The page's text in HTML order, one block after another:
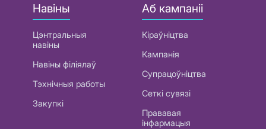
Навіны
Цэнтральныя
навіны
Навіны філіялаў
Тэхнічныя работы
Закупкі
Аб кампаніі
Кіраўніцтва
Кампанія
Супрацоўніцтва
Сеткі сувязі
Прававая
інфармацыя